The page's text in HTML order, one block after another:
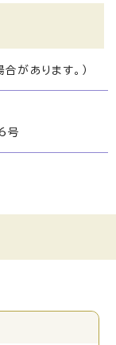
があります。）
号